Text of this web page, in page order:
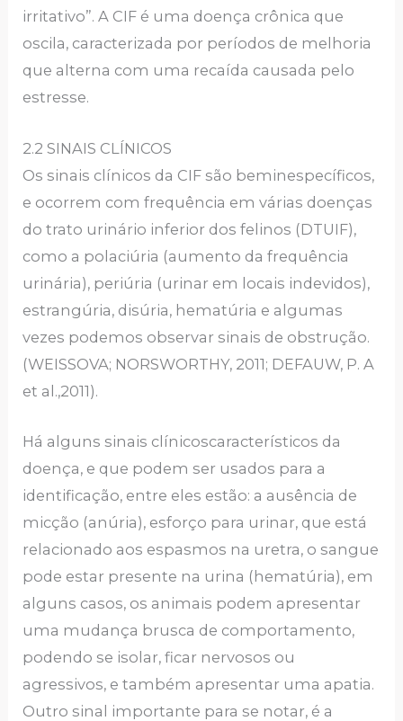
irritativo”. A CIF é uma doença crônica que
oscila, caracterizada por períodos de melhoria
que alterna com uma recaída causada pelo
estresse.
2.2 SINAIS CLÍNICOS
Os sinais clínicos da CIF são beminespecíficos,
e ocorrem com frequência em várias doenças
do trato urinário inferior dos felinos (DTUIF),
como a polaciúria (aumento da frequência
urinária), periúria (urinar em locais indevidos),
estrangúria, disúria, hematúria e algumas
vezes podemos observar sinais de obstrução.
(WEISSOVA; NORSWORTHY, 2011; DEFAUW, P. A
et al.,2011).
Há alguns sinais clínicoscaracterísticos da
doença, e que podem ser usados para a
identificação, entre eles estão: a ausência de
micção (anúria), esforço para urinar, que está
relacionado aos espasmos na uretra, o sangue
pode estar presente na urina (hematúria), em
alguns casos, os animais podem apresentar
uma mudança brusca de comportamento,
podendo se isolar, ficar nervosos ou
agressivos, e também apresentar uma apatia.
Outro sinal importante para se notar, é a